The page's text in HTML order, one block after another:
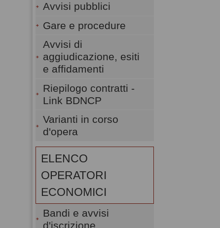
Avvisi pubblici
Gare e procedure
Avvisi di
aggiudicazione, esiti
e affidamenti
Riepilogo contratti -
Link BDNCP
Varianti in corso
d'opera
ELENCO
OPERATORI
ECONOMICI
Bandi e avvisi
d'iscrizione